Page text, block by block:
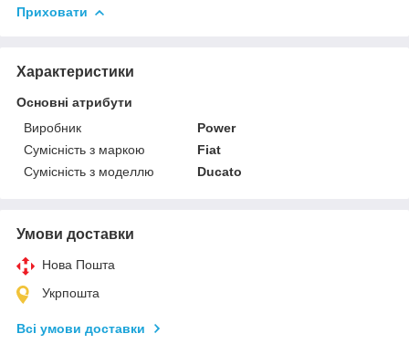
Приховати
Характеристики
Основні атрибути
Виробник
Power
Сумісність з маркою
Fiat
Сумісність з моделлю
Ducato
Умови доставки
Нова Пошта
Укрпошта
Всі умови доставки